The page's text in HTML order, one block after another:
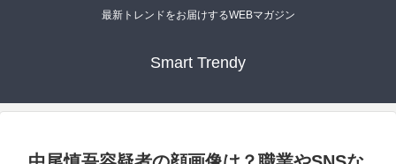
最新トレンドをお届けするWEBマガジン
Smart Trendy